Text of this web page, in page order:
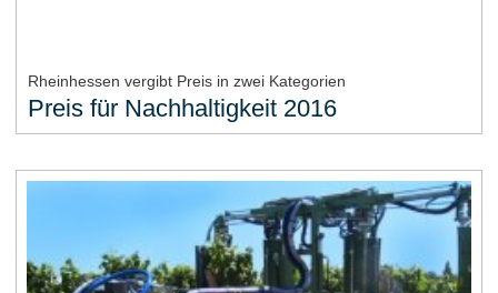
Rheinhessen vergibt Preis in zwei Kategorien
Preis für Nachhaltigkeit 2016